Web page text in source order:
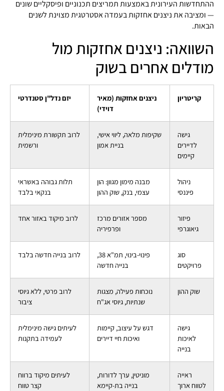
ההתחדשות העירונית באמצעות תמריצים תכנוניים ופיסקליים שונים
— ומציבה את ניצנים אחזקות בעמדה אסטרטגית מצוינת לשנים
הבאות.
השוואה: ניצנים אחזקות מול
מודלים אחרים בשוק
קריטריון
ניצנים אחזקות (מאיר
דוידי)
יזם נדל"ן סטנדרטי
גישה
לדיירים
קיימים
שקיפות מלאה, ליווי אישי,
בניית אמון
לרוב תקשורת מינימלית
ורשמית
ניהול
פיננסי
מבנה מימון מגוון: הון
עצמי, בנק, שוק ההון
תלות גבוהה באשראי
בנקאי בלבד
פיזור
גיאוגרפי
מספר אזורים מרכז
ופרפיריה
לרוב מיקוד באזור אחד
סוג
פרויקטים
פינוי-בינוי, תמ"א 38,
בנייה חדשה
לרוב בנייה חדשה בלבד
שוק ההון
נוכחות פעילה, מצגות
שנתיות, גיוסי אג"ח
לרוב פרטי, ללא גיוסי
ציבור
גישה
לאיכות
בנייה
דגש על עיצוב, קיימות
ואיכות חיי דיירים
לעיתים גישה מינימלית
לעמידה בתקנות
ראייה
לטווח ארוך
מוניטין, ערך לדורות,
בנייה בת-קיימא
לעיתים מיקוד ברווח
קצר טווח